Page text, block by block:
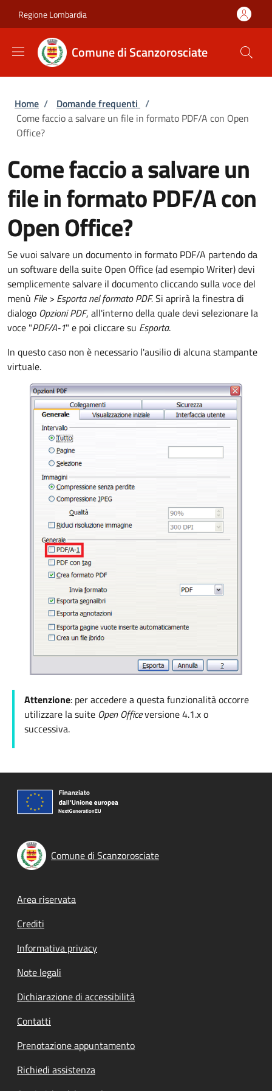
Regione Lombardia
Comune di Scanzorosciate
Briciole di pane
Home / Domande frequenti /
Come faccio a salvare un file in formato PDF/A con Open
Office?
Come faccio a salvare un
file in formato PDF/A con
Open Office?
Se vuoi salvare un documento in formato PDF/A partendo da
un software della suite Open Office (ad esempio Writer) devi
semplicemente salvare il documento cliccando sulla voce del
menù File > Esporta nel formato PDF.Si aprirà la finestra di
dialogo Opzioni PDF, all'interno della quale devi selezionare la
voce "PDF/A-1" e poi cliccare su Esporta.
In questo caso non è necessario l'ausilio di alcuna stampante
virtuale.
Attenzione: per accedere a questa funzionalità occorre
utilizzare la suite Open Officeversione4.1.x o
successiva.
Comune di Scanzorosciate
Footer menu
Area riservata
Crediti
Informativa privacy
Note legali
Dichiarazione di accessibilità
Contatti
Prenotazione appuntamento
Richiedi assistenza